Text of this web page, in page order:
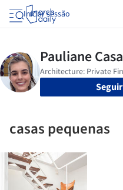
Iniciar sessão
Seguir
casas pequenas